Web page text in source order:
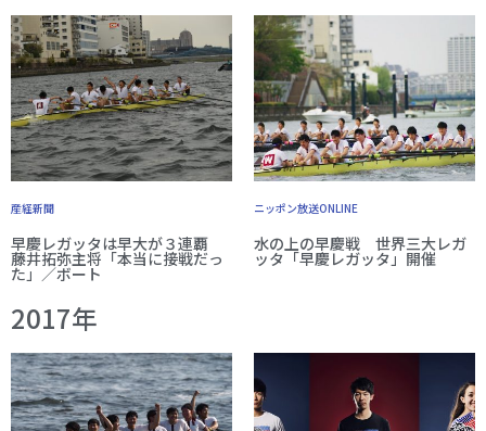
産経新聞
早慶レガッタは早大が３連覇
藤井拓弥主将「本当に接戦だっ
た」／ボート
ニッポン放送ONLINE
水の上の早慶戦 世界三大レガ
ッタ「早慶レガッタ」開催
2017年